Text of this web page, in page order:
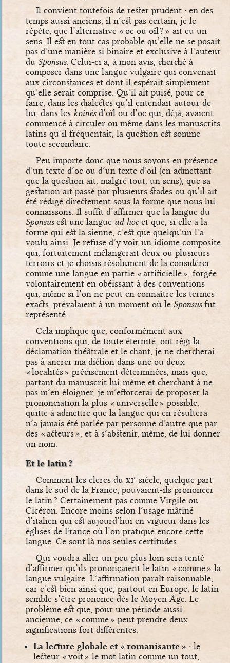
Il convient toutefois de rester prudent : en des
temps aussi anciens, il n’est pas certain, je le
répète, que l’alternative « oc ou oïl ? » ait eu un
sens. Il est en tout cas probable qu’elle ne se posait
pas d’une manière si binaire et exclusive à l’auteur
du Sponsus. Celui-ci a, à mon avis, cherché à
composer dans une langue vulgaire qui convenait
aux circonstances et dont il espérait simplement
qu’elle serait comprise. Qu’il ait puisé, pour ce
faire, dans les dialectes qu’il entendait autour de
lui, dans les koinèsd’oïl ou d’oc qui, déjà, avaient
commencé à circuler ou même dans les manuscrits
latins qu’il fréquentait, la question est somme
toute secondaire.
Peu importe donc que nous soyons en présence
d’un texte d’oc ou d’un texte d’oïl (en admettant
que la question ait, malgré tout, un sens), que sa
gestation ait passé par plusieurs stades ou qu’il ait
été rédigé directement sous la forme que nous lui
connaissons. Il suffit d’affirmer que la langue du
Sponsusest une langue ad hocet que, si elle a la
forme qui est la sienne, c’est que quelqu’un l’a
voulu ainsi. Je refuse d’y voir un idiome composite
qui, fortuitement mélangerait deux ou plusieurs
terroirs et je choisis résolument de la considérer
comme une langue en partie « artificielle », forgée
volontairement en obéissant à des conventions
qui, même si l’on ne peut en connaître les termes
exacts, prévalaient à un moment où le Sponsusfut
représenté.
Cela implique que, conformément aux
conventions qui, de toute éternité, ont régi la
déclamation théâtrale et le chant, je ne chercherai
pas à ancrer ma diction dans une ou deux
« localités » précisément déterminées, mais que,
partant du manuscrit lui-même et cherchant à ne
pas m’en éloigner, je m’efforcerai de proposer la
prononciation la plus « universelle » possible,
quitte à admettre que la langue qui en résultera
n’a jamais été parlée par personne d’autre que par
des « acteurs », et à s’abstenir, même, de lui donner
un nom.
Et le latin ?
Comment les clercs du xie siècle, quelque part
dans le sud de la France, pouvaient-ils prononcer
le latin ? Certainement pas comme Virgile ou
Cicéron. Encore moins selon l’usage mâtiné
d’italien qui est aujourd’hui en vigueur dans les
églises de France où l’on pratique encore cette
langue. Ce sont là nos seules certitudes.
Qui voudra aller un peu plus loin sera tenté
d’affirmer qu’ils prononçaient le latin « comme » la
langue vulgaire. L’affirmation paraît raisonnable,
car c’est bien ainsi que, partout en Europe, le latin
semble s’être prononcé dès le Moyen Âge. Le
problème est que, pour une période aussi
ancienne, ce « comme » peut prendre deux
significations fort différentes.
La lecture globale et « romanisante » : le
lecteur « voit » le mot latin comme un tout,